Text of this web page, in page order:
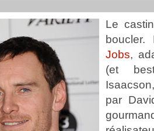
Le
Jobs,
(et
par